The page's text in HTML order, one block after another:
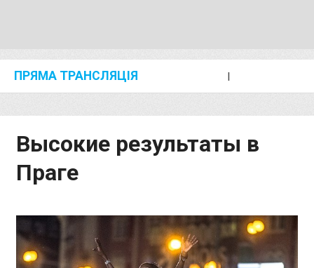
ПРЯМА ТРАНСЛЯЦІЯ I
Высокие результаты в
Праге